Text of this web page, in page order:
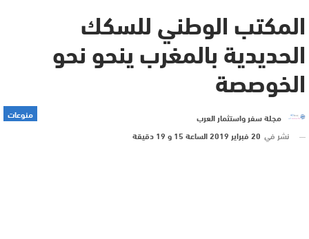
المكتب الوطني للسكك
الحديدية بالمغرب ينحو نحو
الخوصصة
منوعات
مجلة سفر واستثمار العرب
نشر في 20 فبراير 2019 الساعة 15 و 19 دقيقة